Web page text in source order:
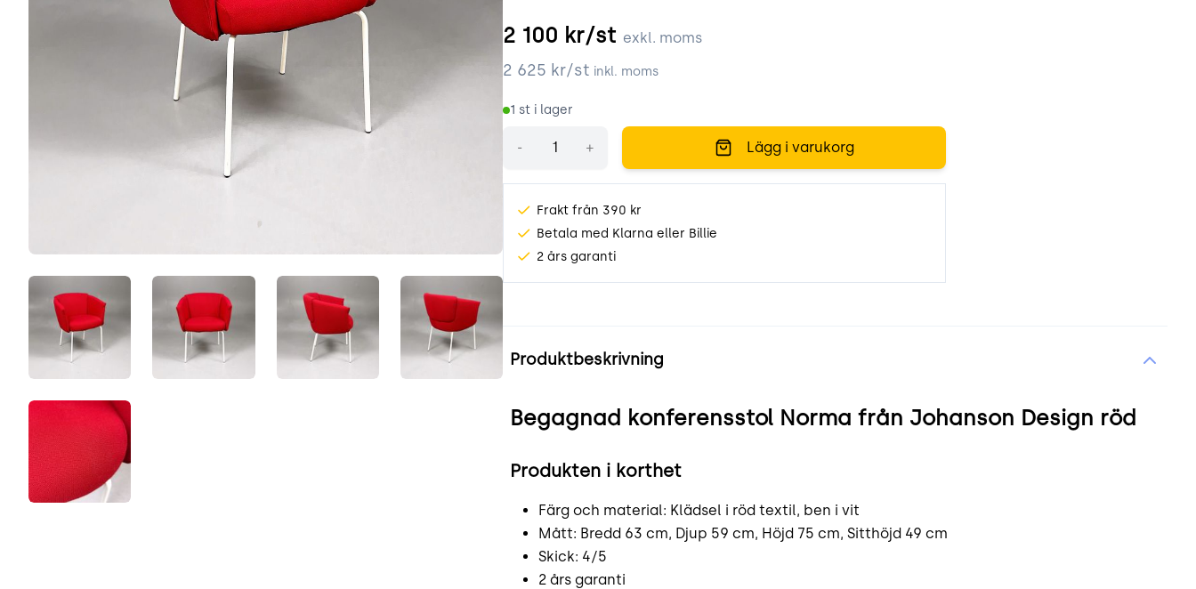
TNv8UsisBFNb.jpeg Bun98P5DeGeK.jpegKrgfESBKnK7i.jpeg sAH8J6e5sLI7.jpeg
F0EqhVq11Jyl.jpeg
2 100 kr/st exkl. moms
2 625 kr/st inkl. moms
1 st i lager
- + Lägg i varukorg
Frakt från 390 kr
Betala med Klarna eller Billie
2 års garanti
Produktbeskrivning
Begagnad konferensstol Norma från Johanson Design röd
Produkten i korthet
Färg och material: Klädsel i röd textil, ben i vit
Mått: Bredd 63 cm, Djup 59 cm, Höjd 75 cm, Sitthöjd 49 cm
Skick: 4/5
2 års garanti